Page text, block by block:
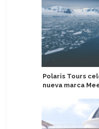
Polaris Tours
nueva marca